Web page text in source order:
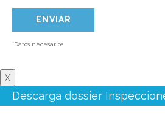
*Datos necesarios
X
Descarga dossier